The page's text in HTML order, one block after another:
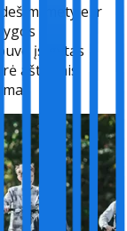
ir
įsigytas
aštuonis